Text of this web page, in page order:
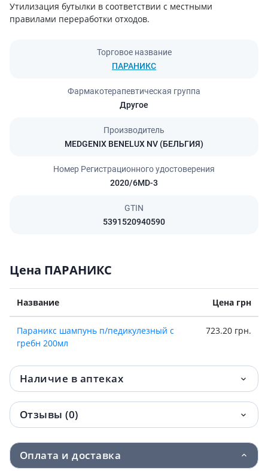
Утилизация бутылки в соответствии с местными
правилами переработки отходов.
Торговое название
ПАРАНИКС
Фармакотерапевтическая группа
Другое
Производитель
MEDGENIX BENELUX NV (БЕЛЬГИЯ)
Номер Регистрационного удостоверения
2020/6MD-3
GTIN
5391520940590
Цена ПАРАНИКС
Название Цена грн
Параникс шампунь п/педикулезный с
гребн 200мл
723.20 грн.
Наличие в аптеках
Отзывы (0)
Оплата и доставка